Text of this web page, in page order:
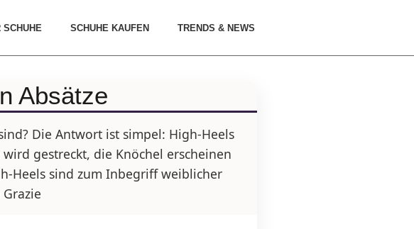
SCHUHE SCHUHE KAUFEN TRENDS & NEWS
Absätze
Die Antwort ist simpel: High-Heels
gestreckt, die Knöchel erscheinen
Heels sind zum Inbegriff weiblicher